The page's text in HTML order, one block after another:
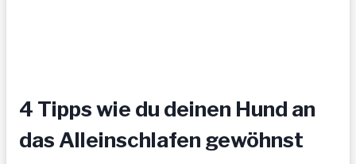
4 Tipps wie du deinen Hund an
das Alleinschlafen gewöhnst